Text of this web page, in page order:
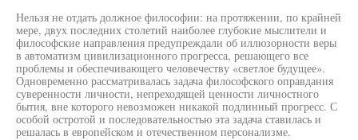
Нельзя не отдать должное философии: на протяжении, по крайней
мере, двух последних столетий наиболее глубокие мыслители и
философские направления предупреждали об иллюзорности веры
в автоматизм цивилизационного прогресса, решающего все
проблемы и обеспечивающего человечеству «светлое будущее».
Одновременно рассматривалась задача философского оправдания
суверенности личности, непреходящей ценности личностного
бытия, вне которого невозможен никакой подлинный прогресс. С
особой остротой и последовательностью эта задача ставилась и
решалась в европейском и отечественном персонализме.